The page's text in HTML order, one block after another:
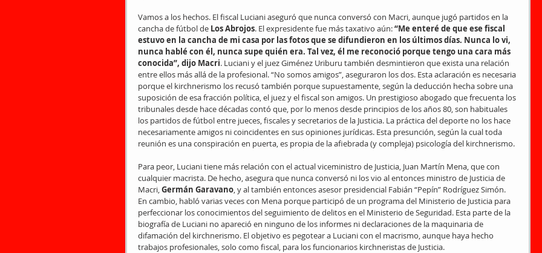
Vamos a los hechos. El fiscal Luciani aseguró que nunca conversó con Macri, aunque jugó partidos en la
cancha de fútbol de Los Abrojos. El expresidente fue más taxativo aún: “Me enteré de que ese fiscal
estuvo en la cancha de mi casa por las fotos que se difundieron en los últimos días. Nunca lo vi,
nunca hablé con él, nunca supe quién era. Tal vez, él me reconoció porque tengo una cara más
conocida”, dijo Macri. Luciani y el juez Giménez Uriburu también desmintieron que exista una relación
entre ellos más allá de la profesional. “No somos amigos”, aseguraron los dos. Esta aclaración es necesaria
porque el kirchnerismo los recusó también porque supuestamente, según la deducción hecha sobre una
suposición de esa fracción política, el juez y el fiscal son amigos. Un prestigioso abogado que frecuenta los
tribunales desde hace décadas contó que, por lo menos desde principios de los años 80, son habituales
los partidos de fútbol entre jueces, fiscales y secretarios de la Justicia. La práctica del deporte no los hace
necesariamente amigos ni coincidentes en sus opiniones jurídicas. Esta presunción, según la cual toda
reunión es una conspiración en puerta, es propia de la afiebrada (y compleja) psicología del kirchnerismo.
Para peor, Luciani tiene más relación con el actual viceministro de Justicia, Juan Martín Mena, que con
cualquier macrista. De hecho, asegura que nunca conversó ni los vio al entonces ministro de Justicia de
Macri, Germán Garavano, y al también entonces asesor presidencial Fabián “Pepín” Rodríguez Simón.
En cambio, habló varias veces con Mena porque participó de un programa del Ministerio de Justicia para
perfeccionar los conocimientos del seguimiento de delitos en el Ministerio de Seguridad. Esta parte de la
biografía de Luciani no apareció en ninguno de los informes ni declaraciones de la maquinaria de
difamación del kirchnerismo. El objetivo es pegotear a Luciani con el macrismo, aunque haya hecho
trabajos profesionales, solo como fiscal, para los funcionarios kirchneristas de Justicia.